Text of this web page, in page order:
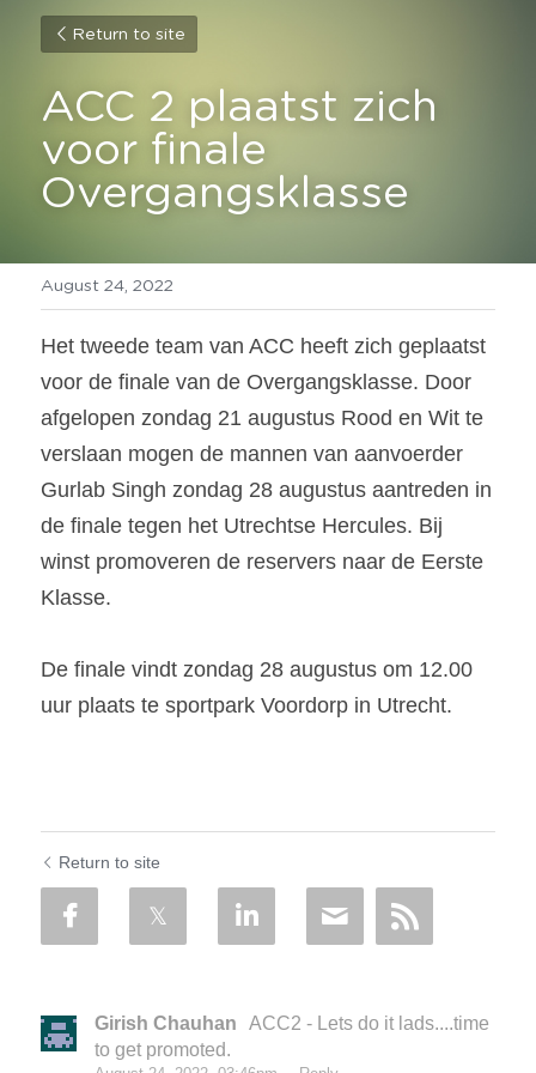
Return to site
ACC 2 plaatst zich
voor finale
Overgangsklasse
August 24, 2022
Het tweede team van ACC heeft zich geplaatst
voor de finale van de Overgangsklasse. Door
afgelopen zondag 21 augustus Rood en Wit te
verslaan mogen de mannen van aanvoerder
Gurlab Singh zondag 28 augustus aantreden in
de finale tegen het Utrechtse Hercules. Bij
winst promoveren de reservers naar de Eerste
Klasse.
De finale vindt zondag 28 augustus om 12.00
uur plaats te sportpark Voordorp in Utrecht.
Return to site
Girish Chauhan
ACC2 - Lets do it lads....time
to get promoted.